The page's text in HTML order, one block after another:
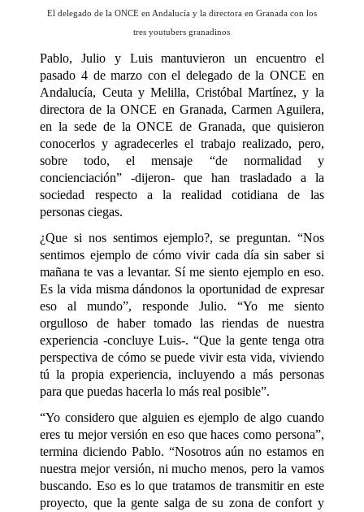
El delegado de la ONCE en Andalucía y la directora en Granada con los
tres youtubers granadinos
Pablo, Julio y Luis mantuvieron un encuentro el
pasado 4 de marzo con el delegado de la ONCE en
Andalucía, Ceuta y Melilla, Cristóbal Martínez, y la
directora de la ONCE en Granada, Carmen Aguilera,
en la sede de la ONCE de Granada, que quisieron
conocerlos y agradecerles el trabajo realizado, pero,
sobre todo, el mensaje “de normalidad y
concienciación” -dijeron- que han trasladado a la
sociedad respecto a la realidad cotidiana de las
personas ciegas.
¿Que si nos sentimos ejemplo?, se preguntan. “Nos
sentimos ejemplo de cómo vivir cada día sin saber si
mañana te vas a levantar. Sí me siento ejemplo en eso.
Es la vida misma dándonos la oportunidad de expresar
eso al mundo”, responde Julio. “Yo me siento
orgulloso de haber tomado las riendas de nuestra
experiencia -concluye Luis-. “Que la gente tenga otra
perspectiva de cómo se puede vivir esta vida, viviendo
tú la propia experiencia, incluyendo a más personas
para que puedas hacerla lo más real posible”.
“Yo considero que alguien es ejemplo de algo cuando
eres tu mejor versión en eso que haces como persona”,
termina diciendo Pablo. “Nosotros aún no estamos en
nuestra mejor versión, ni mucho menos, pero la vamos
buscando. Eso es lo que tratamos de transmitir en este
proyecto, que la gente salga de su zona de confort y